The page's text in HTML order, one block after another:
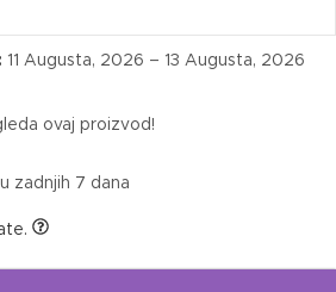
11 Augusta, 2026 – 13 Augusta, 2026
ovaj proizvod!
zadnjih 7 dana